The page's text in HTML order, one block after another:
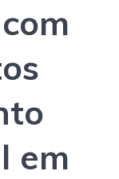
em